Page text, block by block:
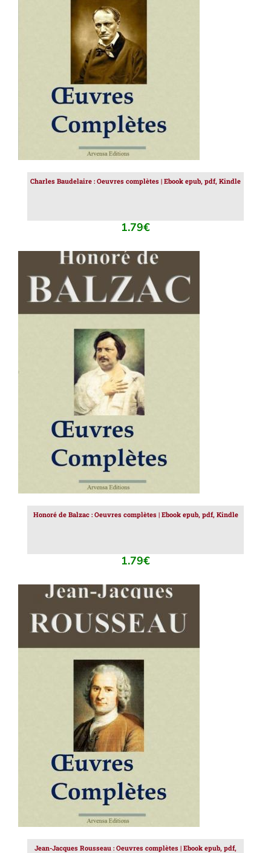
AJOUTER AU PANIER /
Charles Baudelaire : Oeuvres complètes | Ebook epub, pdf, Kindle
1.79€
AJOUTER AU PANIER / DÉTAILS
Honoré de Balzac : Oeuvres complètes | Ebook epub, pdf, Kindle
1.79€
AJOUTER AU PANIER
Jean-Jacques Rousseau : Oeuvres complètes | Ebook epub, pdf,